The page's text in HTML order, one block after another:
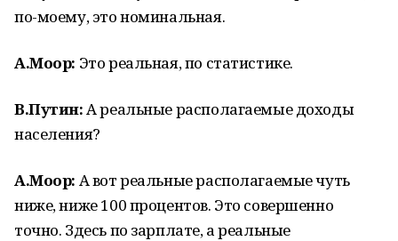
по-моему, это номинальная.
А.Моор: Это реальная, по статистике.
В.Путин:А реальные располагаемые доходы
населения?
А.Моор: А вот реальные располагаемые чуть
ниже, ниже 100 процентов. Это совершенно
точно. Здесь по зарплате, а реальные